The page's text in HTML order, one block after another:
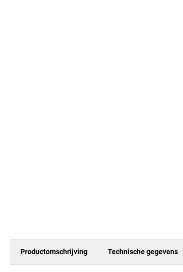
Productomschrijving Technische gegevens